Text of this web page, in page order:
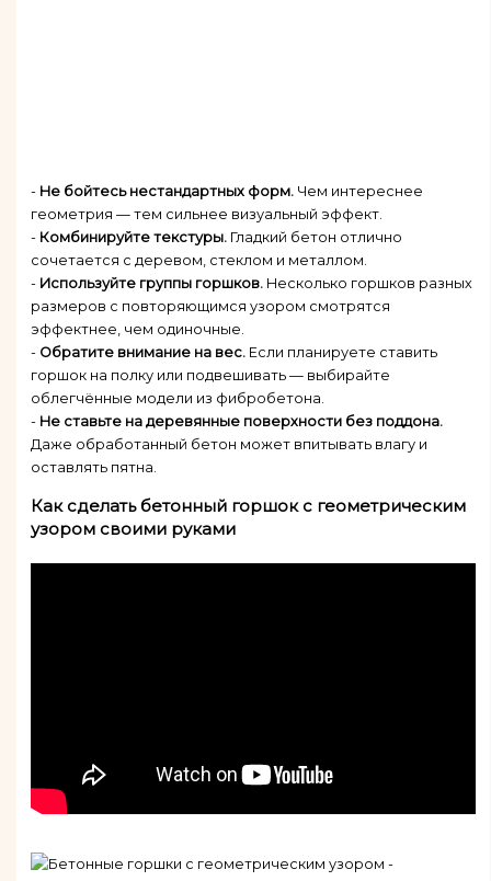
- Не бойтесь нестандартных форм.Чем интереснее
геометрия — тем сильнее визуальный эффект.
- Комбинируйте текстуры.Гладкий бетон отлично
сочетается с деревом, стеклом и металлом.
- Используйте группы горшков.Несколько горшков разных
размеров с повторяющимся узором смотрятся
эффектнее, чем одиночные.
- Обратите внимание на вес.Если планируете ставить
горшок на полку или подвешивать — выбирайте
облегчённые модели из фибробетона.
- Не ставьте на деревянные поверхности без поддона.
Даже обработанный бетон может впитывать влагу и
оставлять пятна.
Как сделать бетонный горшок с геометрическим
узором своими руками